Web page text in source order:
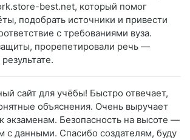
best.net, который помог
подобрать источники и привести
с требованиями вуза.
прорепетировали речь —
сайт для учёбы! Быстро отвечает,
объяснения. Очень выручает
экзаменам. Безопасность на высоте —
с данными. Спасибо создателям, буду